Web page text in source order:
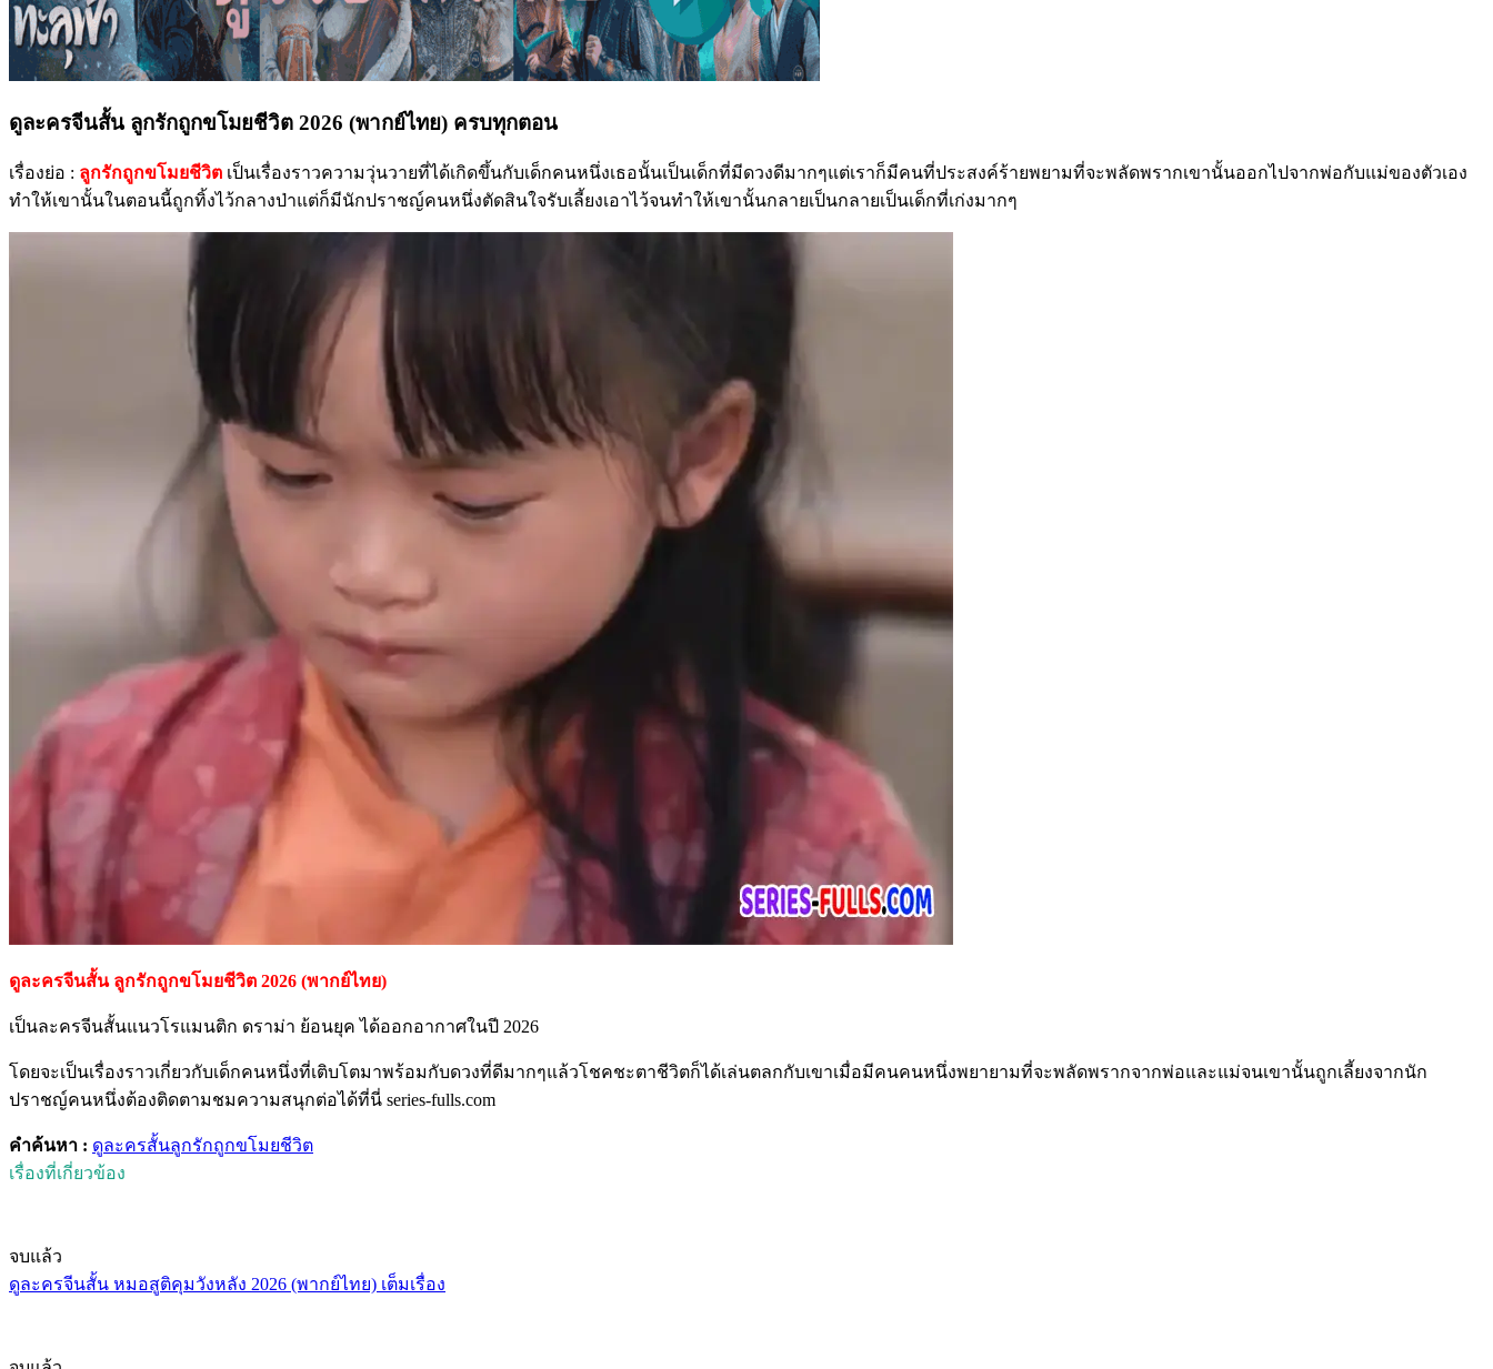
ดูละครจีนสั้น ลูกรักถูกขโมยชีวิต 2026 (พากย์ไทย) ครบทุกตอน
เรื่องย่อ : ลูกรักถูกขโมยชีวิต เป็นเรื่องราวความวุ่นวายที่ได้เกิดขึ้นกับเด็กคนหนึ่งเธอนั้นเป็นเด็กที่มีดวงดีมากๆแต่เราก็มีคนที่ประสงค์ร้ายพยามที่จะพลัดพรากเขานั้นออกไปจากพ่อกับแม่ของตัวเอง
ทำให้เขานั้นในตอนนี้ถูกทิ้งไว้กลางป่าแต่ก็มีนักปราชญ์คนหนึ่งตัดสินใจรับเลี้ยงเอาไว้จนทำให้เขานั้นกลายเป็นกลายเป็นเด็กที่เก่งมากๆ
ดูละครจีนสั้น ลูกรักถูกขโมยชีวิต 2026 (พากย์ไทย)
เป็นละครจีนสั้นแนวโรแมนติก ดราม่า ย้อนยุค ได้ออกอากาศในปี 2026
โดยจะเป็นเรื่องราวเกี่ยวกับเด็กคนหนึ่งที่เติบโตมาพร้อมกับดวงที่ดีมากๆแล้วโชคชะตาชีวิตก็ได้เล่นตลกกับเขาเมื่อมีคนคนหนึ่งพยายามที่จะพลัดพรากจากพ่อและแม่จนเขานั้นถูกเลี้ยงจากนัก
ปราชญ์คนหนึ่งต้องติดตามชมความสนุกต่อได้ที่นี่ series-fulls.com
คำค้นหา : ดูละครสั้นลูกรักถูกขโมยชีวิต
เรื่องที่เกี่ยวข้อง
จบแล้ว
ดูละครจีนสั้น หมอสูติคุมวังหลัง 2026 (พากย์ไทย) เต็มเรื่อง